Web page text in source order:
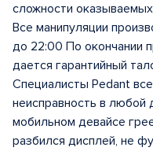
сложности
Все манипуляции
до 22:00 По окончании
дается гарантийный
Специалисты Pedant
неисправность в любой
мобильном девайсе
разбился дисплей, не